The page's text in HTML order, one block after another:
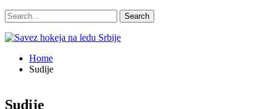
Home
Sudije
Sudije